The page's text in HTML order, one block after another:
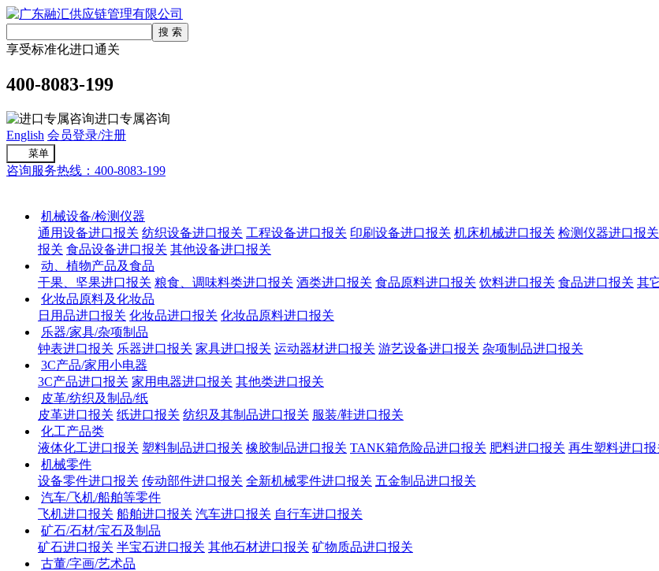
享受标准化进口通关
400-8083-199
进口专属咨询
English 会员登录/注册
菜单
咨询服务热线：400-8083-199
机械设备/检测仪器
通用设备进口报关 纺织设备进口报关 工程设备进口报关 印刷设备进口报关 机床机械进口报关 检测仪器进口报关
报关 食品设备进口报关 其他设备进口报关
动、植物产品及食品
干果、坚果进口报关 粮食、调味料类进口报关 酒类进口报关 食品原料进口报关 饮料进口报关 食品进口报关 其
化妆品原料及化妆品
日用品进口报关 化妆品进口报关 化妆品原料进口报关
乐器/家具/杂项制品
钟表进口报关 乐器进口报关 家具进口报关 运动器材进口报关 游艺设备进口报关 杂项制品进口报关
3C产品/家用小电器
3C产品进口报关 家用电器进口报关 其他类进口报关
皮革/纺织及制品/纸
皮革进口报关 纸进口报关 纺织及其制品进口报关 服装/鞋进口报关
化工产品类
液体化工进口报关 塑料制品进口报关 橡胶制品进口报关 TANK箱危险品进口报关 肥料进口报关 再生塑料进口报
机械零件
设备零件进口报关 传动部件进口报关 全新机械零件进口报关 五金制品进口报关
汽车/飞机/船舶等零件
飞机进口报关 船舶进口报关 汽车进口报关 自行车进口报关
矿石/石材/宝石及制品
矿石进口报关 半宝石进口报关 其他石材进口报关 矿物质品进口报关
古董/字画/艺术品